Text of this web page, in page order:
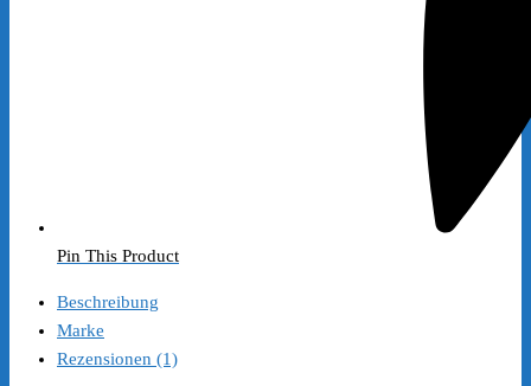
Pin This Product
Beschreibung
Marke
Rezensionen (1)